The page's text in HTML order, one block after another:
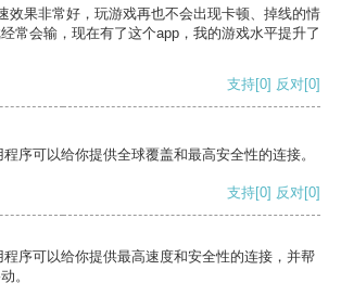
效果非常好，玩游戏再也不会出现卡顿、掉线的情
常会输，现在有了这个app，我的游戏水平提升了
支持[0] 反对[0]
序可以给你提供全球覆盖和最高安全性的连接。
支持[0] 反对[0]
序可以给你提供最高速度和安全性的连接，并帮
。